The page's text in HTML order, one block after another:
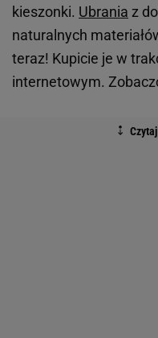
kieszonki. Ubrania z
naturalnych
teraz! Kupicie je w
internetowym.